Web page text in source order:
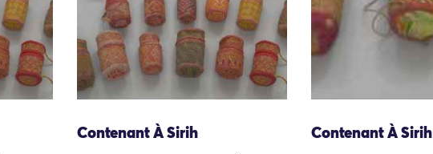
Contenant À Sirih Contenant À Sirih